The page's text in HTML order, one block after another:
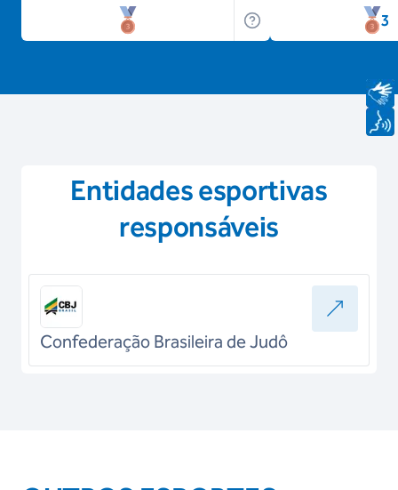
3
Entidades esportivas
responsáveis
Confederação Brasileira de Judô